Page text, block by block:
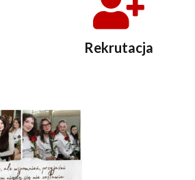
Rekrutacja